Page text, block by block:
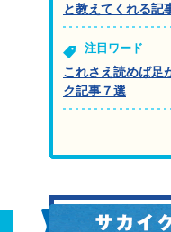
と教えてくれる記
注目ワード
これさえ読めば足
ク記事７選